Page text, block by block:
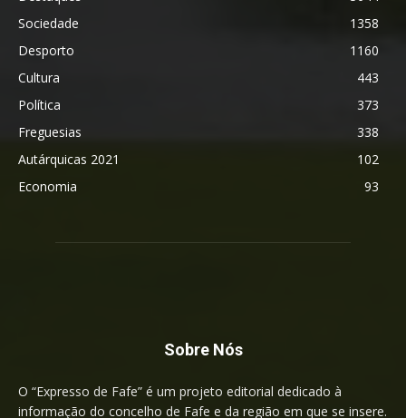
Sociedade
1358
Desporto
1160
Cultura
443
Política
373
Freguesias
338
Autárquicas 2021
102
Economia
93
Sobre Nós
O “Expresso de Fafe” é um projeto editorial dedicado à
informação do concelho de Fafe e da região em que se insere.